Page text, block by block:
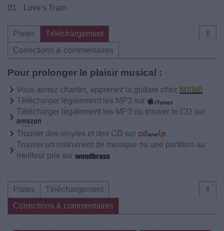
01.
Love's Train
⇑
Pistes
Téléchargement
Corrections & commentaires
Pour prolonger le plaisir musical :
Vous aimez chanter, apprenez la guitare chez
Télécharger légalement les MP3 sur
Télécharger légalement les MP3 ou trouver le CD sur
Trouver des vinyles et des CD sur
Trouver un instrument de musique ou une partition au
meilleur prix sur
⇑
Pistes
Téléchargement
Corrections & commentaires